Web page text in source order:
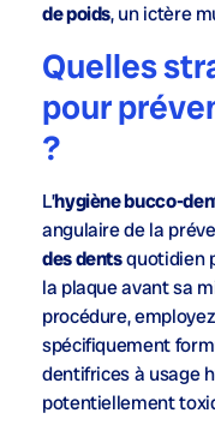
de poids, un ictère
Quelles
pour
?
L’hygiène bucco-
angulaire de la
des dentsquotidien
la plaque avant sa
procédure,
spécifiquement
dentifrices à usage
potentiellement